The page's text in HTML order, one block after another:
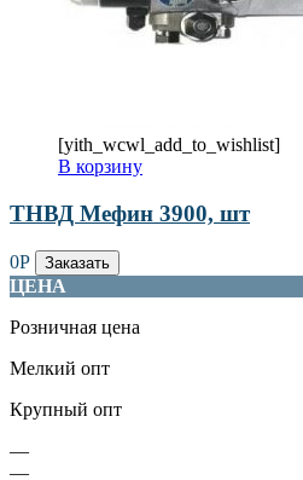
[yith_wcwl_add_to_wishlist]
В корзину
ТНВД Мефин 3900, шт
0Р Заказать
ЦЕНА
Розничная цена
Мелкий опт
Крупный опт
—
—